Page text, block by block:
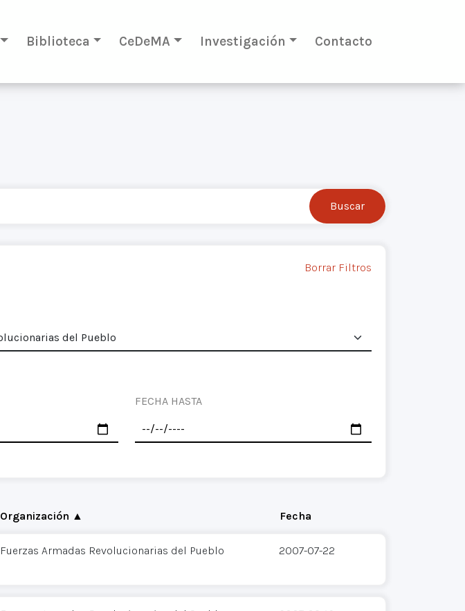
Biblioteca CeDeMA Investigación Contacto
Borrar Filtros
FECHA HASTA
Organización ▲ Fecha
Fuerzas Armadas Revolucionarias del Pueblo 2007-07-22